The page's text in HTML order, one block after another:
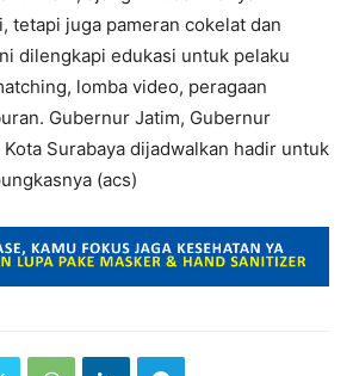
tetapi juga pameran cokelat dan
dilengkapi edukasi untuk pelaku
lomba video, peragaan
Gubernur Jatim, Gubernur
Kota Surabaya dijadwalkan hadir untuk
(acs)